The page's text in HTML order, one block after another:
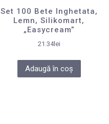
Set 100 Bete Inghetata,
Lemn, Silikomart,
„Easycream”
21.34lei
Adaugă în coș